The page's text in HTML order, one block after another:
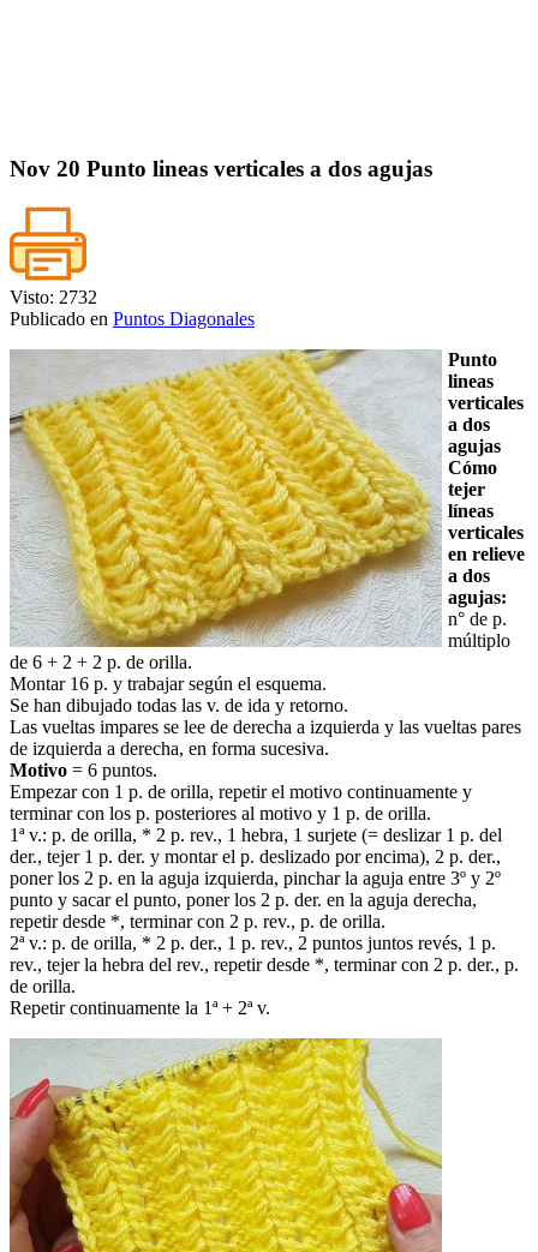
Nov 20 Punto lineas verticales a dos agujas
Visto: 2732
Publicado en Puntos Diagonales
Punto
lineas
verticales
a dos
agujas
Cómo
tejer
líneas
verticales
en relieve
a dos
agujas:
n° de p.
múltiplo
de 6 + 2 + 2 p. de orilla.
Montar 16 p. y trabajar según el esquema.
Se han dibujado todas las v. de ida y retorno.
Las vueltas impares se lee de derecha a izquierda y las vueltas pares
de izquierda a derecha, en forma sucesiva.
Motivo = 6 puntos.
Empezar con 1 p. de orilla, repetir el motivo continuamente y
terminar con los p. posteriores al motivo y 1 p. de orilla.
1ª v.: p. de orilla, * 2 p. rev., 1 hebra, 1 surjete (= deslizar 1 p. del
der., tejer 1 p. der. y montar el p. deslizado por encima), 2 p. der.,
poner los 2 p. en la aguja izquierda, pinchar la aguja entre 3º y 2º
punto y sacar el punto, poner los 2 p. der. en la aguja derecha,
repetir desde *, terminar con 2 p. rev., p. de orilla.
2ª v.: p. de orilla, * 2 p. der., 1 p. rev., 2 puntos juntos revés, 1 p.
rev., tejer la hebra del rev., repetir desde *, terminar con 2 p. der., p.
de orilla.
Repetir continuamente la 1ª + 2ª v.